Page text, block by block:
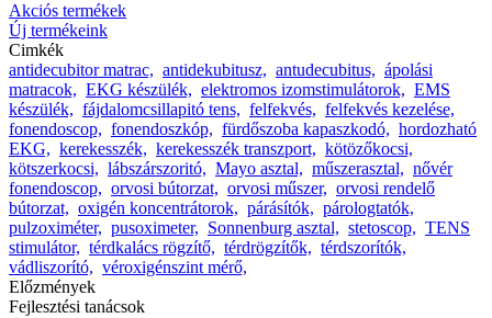
Akciós termékek
Új termékeink
Cimkék
antidecubitor matrac, antidekubitusz, antudecubitus, ápolási
matracok, EKG készülék, elektromos izomstimulátorok, EMS
készülék, fájdalomcsillapitó tens, felfekvés, felfekvés kezelése,
fonendoscop, fonendoszkóp, fürdőszoba kapaszkodó, hordozható
EKG, kerekesszék, kerekesszék transzport, kötözőkocsi,
kötszerkocsi, lábszárszoritó, Mayo asztal, műszerasztal, nővér
fonendoscop, orvosi bútorzat, orvosi műszer, orvosi rendelő
bútorzat, oxigén koncentrátorok, párásítók, párologtatók,
pulzoximéter, pusoximeter, Sonnenburg asztal, stetoscop, TENS
stimulátor, térdkalács rögzítő, térdrögzítők, térdszorítók,
vádliszorító, véroxigénszint mérő,
Előzmények
Fejlesztési tanácsok